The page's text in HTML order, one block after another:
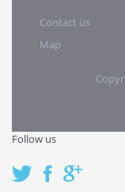
Contact us
Map
Follow us